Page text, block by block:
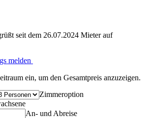
seit dem 26.07.2024 Mieter auf
melden
ein, um den Gesamtpreis anzuzeigen.
Zimmeroption
An- und Abreise